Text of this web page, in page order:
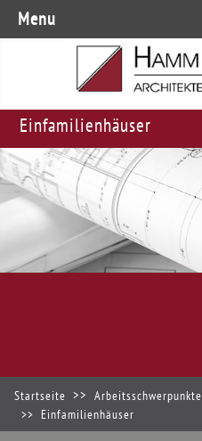
Einfamilienhäuser
Startseite Arbeitsschwerpunkte
Einfamilienhäuser
Menu